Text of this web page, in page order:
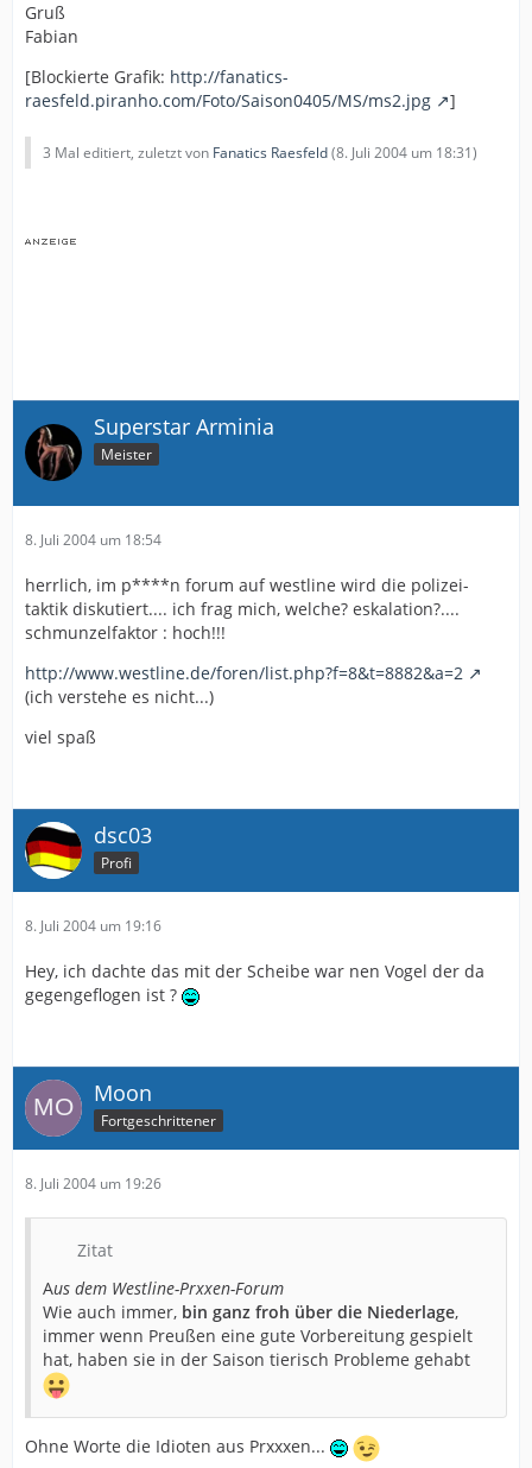
Gruß
Fabian
[Blockierte Grafik: http://fanatics-
raesfeld.piranho.com/Foto/Saison0405/MS/ms2.jpg
]
3 Mal editiert, zuletzt von Fanatics Raesfeld(8. Juli 2004 um 18:31)
Superstar Arminia
Meister
8. Juli 2004 um 18:54
herrlich, im p****n forum auf westline wird die polizei-
taktik diskutiert.... ich frag mich, welche? eskalation?....
schmunzelfaktor : hoch!!!
http://www.westline.de/foren/list.php?f=8&t=8882&a=2
(ich verstehe es nicht...)
viel spaß
dsc03
Profi
8. Juli 2004 um 19:16
Hey, ich dachte das mit der Scheibe war nen Vogel der da
gegengeflogen ist ?
Moon
Fortgeschrittener
8. Juli 2004 um 19:26
Zitat
Aus dem Westline-Prxxen-Forum
Wie auch immer, bin ganz froh über die Niederlage,
immer wenn Preußen eine gute Vorbereitung gespielt
hat, haben sie in der Saison tierisch Probleme gehabt
Ohne Worte die Idioten aus Prxxxen...